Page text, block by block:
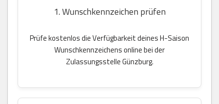
1. Wunschkennzeichen prüfen
Prüfe kostenlos die Verfügbarkeit deines H-Saison
Wunschkennzeichens online bei der
Zulassungsstelle Günzburg.